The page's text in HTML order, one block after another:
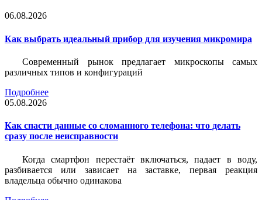
06.08.2026
Как выбрать идеальный прибор для изучения микромира
Современный рынок предлагает микроскопы самых
различных типов и конфигураций
Подробнее
05.08.2026
Как спасти данные со сломанного телефона: что делать
сразу после неисправности
Когда смартфон перестаёт включаться, падает в воду,
разбивается или зависает на заставке, первая реакция
владельца обычно одинакова